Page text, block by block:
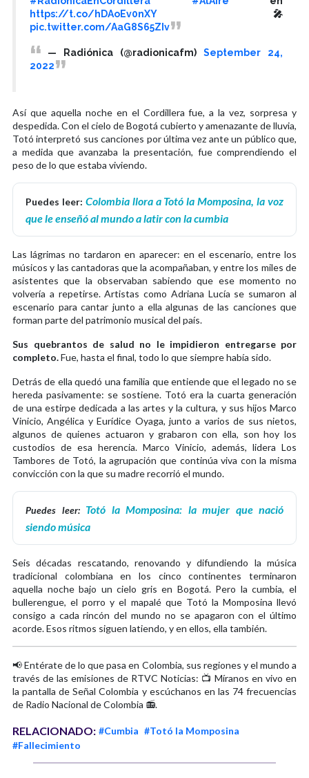
https://t.co/hDAoEv0nXY🎤
pic.twitter.com/AaG8S65ZIv
— Radiónica (@radionicafm)September 24,
2022
Así que aquella noche en el Cordillera fue, a la vez, sorpresa y
despedida. Con el cielo de Bogotá cubierto y amenazante de lluvia,
Totó interpretó sus canciones por última vez ante un público que,
a medida que avanzaba la presentación, fue comprendiendo el
peso de lo que estaba viviendo.
Puedes leer: Colombia llora a Totó la Momposina, la voz
que le enseñó al mundo a latir con la cumbia
Las lágrimas no tardaron en aparecer: en el escenario, entre los
músicos y las cantadoras que la acompañaban, y entre los miles de
asistentes que la observaban sabiendo que ese momento no
volvería a repetirse. Artistas como Adriana Lucía se sumaron al
escenario para cantar junto a ella algunas de las canciones que
forman parte del patrimonio musical del país.
Sus quebrantos de salud no le impidieron entregarse por
completo.Fue, hasta el final, todo lo que siempre había sido.
Detrás de ella quedó una familia que entiende que el legado no se
hereda pasivamente: se sostiene. Totó era la cuarta generación
de una estirpe dedicada a las artes y la cultura, y sus hijos Marco
Vinicio, Angélica y Eurídice Oyaga, junto a varios de sus nietos,
algunos de quienes actuaron y grabaron con ella, son hoy los
custodios de esa herencia. Marco Vinicio, además, lidera Los
Tambores de Totó, la agrupación que continúa viva con la misma
convicción con la que su madre recorrió el mundo.
Puedes leer: Totó la Momposina: la mujer que nació
siendo música
Seis décadas rescatando, renovando y difundiendo la música
tradicional colombiana en los cinco continentes terminaron
aquella noche bajo un cielo gris en Bogotá. Pero la cumbia, el
bullerengue, el porro y el mapalé que Totó la Momposina llevó
consigo a cada rincón del mundo no se apagaron con el último
acorde. Esos ritmos siguen latiendo, y en ellos, ella también.
📢 Entérate de lo que pasa en Colombia, sus regiones y el mundo a
través de las emisiones de RTVC Noticias: 📺 Míranos en vivo en
la pantalla de Señal Colombia y escúchanos en las 74 frecuencias
de Radio Nacional de Colombia 📻.
RELACIONADO: #Cumbia #Totó la Momposina
#Fallecimiento